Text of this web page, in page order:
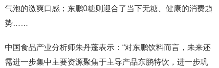
气泡的激爽口感；东鹏0糖则迎合了当下无糖、健康的消费趋
势……
中国食品产业分析师朱丹蓬表示：“对东鹏饮料而言，未来还
需进一步集中主要资源聚焦于主导产品东鹏特饮，进一步巩